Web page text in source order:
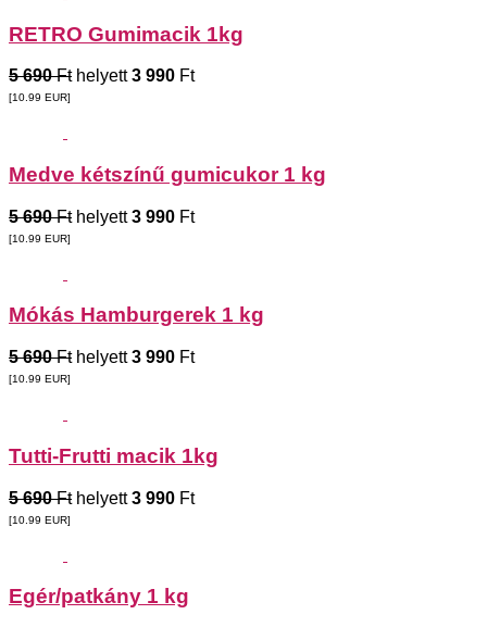
RETRO Gumimacik 1kg
5 690 Fthelyett3 990 Ft
[10.99 EUR]
Medve kétszínű gumicukor 1 kg
5 690 Fthelyett3 990 Ft
[10.99 EUR]
Mókás Hamburgerek 1 kg
5 690 Fthelyett3 990 Ft
[10.99 EUR]
Tutti-Frutti macik 1kg
5 690 Fthelyett3 990 Ft
[10.99 EUR]
Egér/patkány 1 kg